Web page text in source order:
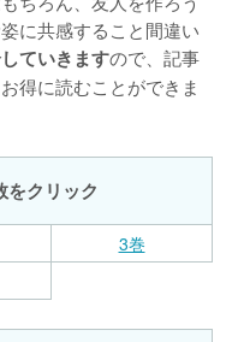
に共感すること間違い
ていきますので、記事
得に読むことができま
をクリック
3巻